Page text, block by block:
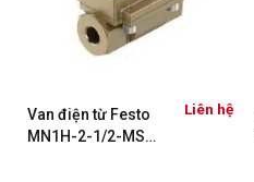
Van điện từ Festo
MN1H-2-1/2-MS
Liên hệ